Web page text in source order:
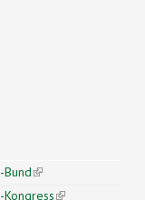
is external)
Bund(link is
external)
(link is